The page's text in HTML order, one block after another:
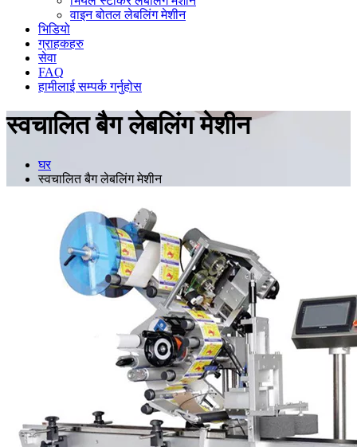
वाइन बोतल लेबलिंग मेशीन
भिडियो
ग्राहकहरु
सेवा
FAQ
हामीलाई सम्पर्क गर्नुहोस
स्वचालित बैग लेबलिंग मेशीन
घर
स्वचालित बैग लेबलिंग मेशीन